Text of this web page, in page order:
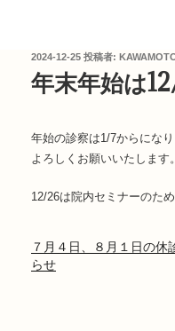
投
稿
日:
2024-12-25 投稿者:
年末年始は
年始の診察は1/7からになり
よろしくお願いいたします。
12/26は院内セミナーのた
７月４日、８月１日の休
らせ